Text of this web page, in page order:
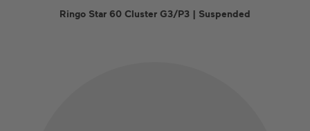
Ringo Star 60 Cluster G3/P3 | Suspended